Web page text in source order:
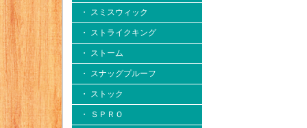
・ スミスウィック
・ ストライクキング
・ ストーム
・ スナッグプルーフ
・ ストック
・ ＳＰＲＯ